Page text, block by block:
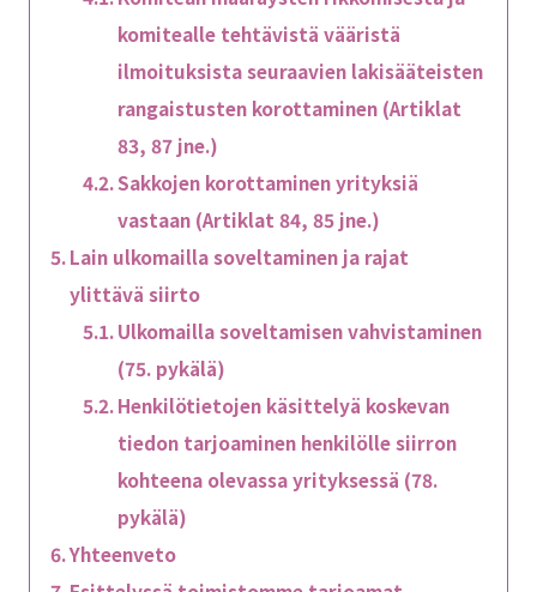
komitealle tehtävistä vääristä
ilmoituksista seuraavien lakisääteisten
rangaistusten korottaminen (Artiklat
83, 87 jne.)
Sakkojen korottaminen yrityksiä
vastaan (Artiklat 84, 85 jne.)
Lain ulkomailla soveltaminen ja rajat
ylittävä siirto
Ulkomailla soveltamisen vahvistaminen
(75. pykälä)
Henkilötietojen käsittelyä koskevan
tiedon tarjoaminen henkilölle siirron
kohteena olevassa yrityksessä (78.
pykälä)
Yhteenveto